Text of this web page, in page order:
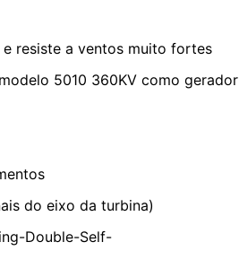
resiste a ventos muito fortes
5010 360KV como gerador
do eixo da turbina)
Double-Self-